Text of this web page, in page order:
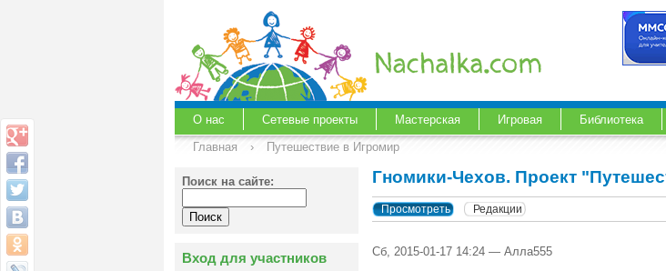
О нас Сетевые проекты Мастерская Игровая Библиотека
Главная
› Путешествие в Игромир
Поиск на сайте:
Вход для участников
Гномики-Чехов. Проект
Просмотреть Редакции
Сб, 2015-01-17 14:24 — Алла555